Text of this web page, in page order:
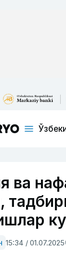
ва
15:34 / 01.07.2025